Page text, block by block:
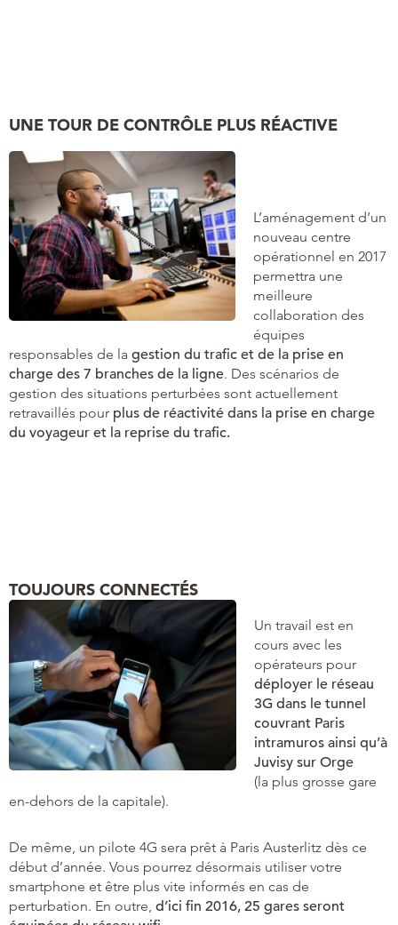
UNE TOUR DE CONTRÔLE PLUS RÉACTIVE
L’aménagement d’un
nouveau centre
opérationnel en 2017
permettra une
meilleure
collaboration des
équipes
responsables de la gestion du trafic et de la prise en
charge des 7 branches de la ligne. Des scénarios de
gestion des situations perturbées sont actuellement
retravaillés pour plus de réactivité dans la prise en charge
du voyageur et la reprise du trafic.
TOUJOURS CONNECTÉS
Un travail est en
cours avec les
opérateurs pour
déployer le réseau
3G dans le tunnel
couvrant Paris
intramuros ainsi qu’à
Juvisy sur Orge
(la plus grosse gare
en-dehors de la capitale).
De même, un pilote 4G sera prêt à Paris Austerlitz dès ce
début d’année. Vous pourrez désormais utiliser votre
smartphone et être plus vite informés en cas de
perturbation. En outre, d’ici fin 2016, 25 gares seront